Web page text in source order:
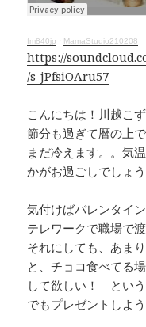
o
k
fm840jp · MamaStudio210208
https://
/s-jPfsiOAru57
こんにちは！川越こず
節分も過ぎて暦の上
まだ冷えます。。気
かがお過ごしでしょ
気付けばバレンタイ
テレワークで職場で
それにしても、あま
と、チョコ食べてる
して欲しい！ とい
でもプレゼントしよ